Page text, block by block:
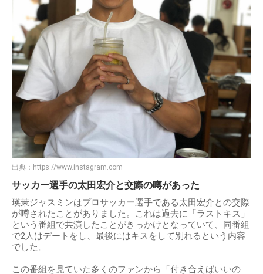
出典： https://www.instagram.com
サッカー選手の太田宏介と交際の噂があった
瑛茉ジャスミンはプロサッカー選手である太田宏介との交際
が噂されたことがありました。これは過去に「ラストキス」
という番組で共演したことがきっかけとなっていて、同番組
で2人はデートをし、最後にはキスをして別れるという内容
でした。
この番組を見ていた多くのファンから「付き合えばいいの